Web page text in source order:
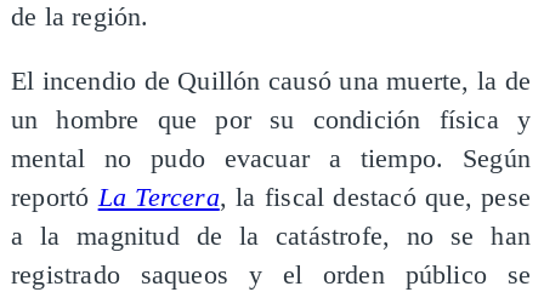
de la región.
El incendio de Quillón causó una muerte, la de
un hombre que por su condición física y
mental no pudo evacuar a tiempo. Según
reportóLa Tercera, la fiscal destacó que, pese
a la magnitud de la catástrofe, no se han
registrado saqueos y el orden público se